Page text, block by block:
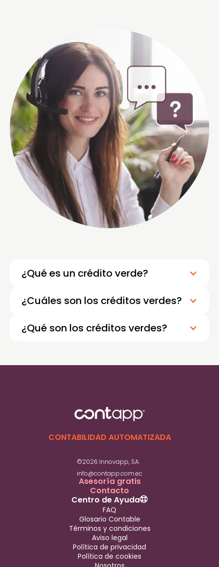
¿Qué es un crédito verde?
¿Cuáles son los créditos verdes?
¿Qué son los créditos verdes?
destinados a financiar proyectos que
eficiencia energética o manejo responsable
favorables para quienes apuestan por un
CONTABILIDAD AUTOMATIZADA
©2026 Innovapp, SA.
info@contapp.com.ec
Asesoría gratis
Contacto
Centro de Ayuda
FAQ
Glosario Contable
Términos y condiciones
Aviso legal
Política de privacidad
Política de cookies